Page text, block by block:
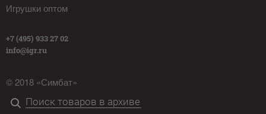
Игрушки оптом
+7 (495) 933 27 02
info@igr.ru
© 2018 «Симбат»